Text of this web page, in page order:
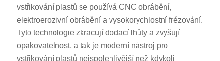
vstřikování plastů se používá CNC obrábění,
elektroerozivní obrábění a vysokorychlostní frézování.
Tyto technologie zkracují dodací lhůty a zvyšují
opakovatelnost, a tak je moderní nástroj pro
vstřikování plastů nejspolehlivější než kdykoli